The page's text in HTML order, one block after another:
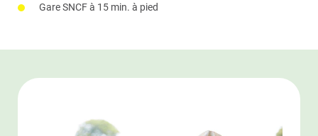
Gare SNCF à 15 min. à pied